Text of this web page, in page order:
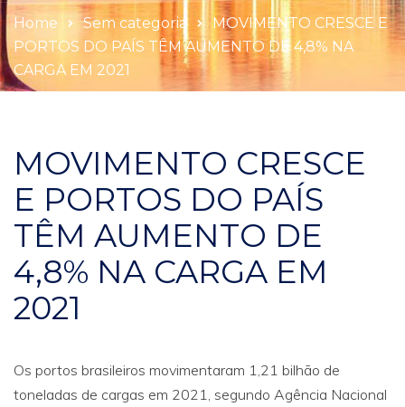
Home Sem categoria
MOVIMENTO CRESCE E
PORTOS DO PAÍS TÊM AUMENTO DE 4,8% NA
CARGA EM 2021
MOVIMENTO CRESCE
E PORTOS DO PAÍS
TÊM AUMENTO DE
4,8% NA CARGA EM
2021
Os portos brasileiros movimentaram 1,21 bilhão de
toneladas de cargas em 2021, segundo Agência Nacional